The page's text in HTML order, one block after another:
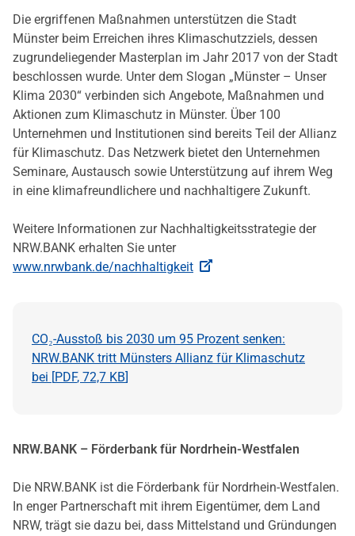
Die ergriffenen Maßnahmen unterstützen die Stadt
Münster beim Erreichen ihres Klimaschutzziels, dessen
zugrundeliegender Masterplan im Jahr 2017 von der Stadt
beschlossen wurde. Unter dem Slogan „Münster – Unser
Klima 2030“ verbinden sich Angebote, Maßnahmen und
Aktionen zum Klimaschutz in Münster. Über 100
Unternehmen und Institutionen sind bereits Teil der Allianz
für Klimaschutz. Das Netzwerk bietet den Unternehmen
Seminare, Austausch sowie Unterstützung auf ihrem Weg
in eine klimafreundlichere und nachhaltigere Zukunft.
Weitere Informationen zur Nachhaltigkeitsstrategie der
NRW.BANK erhalten Sie unter
www.nrwbank.de/nachhaltigkeit
CO₂-Ausstoß bis 2030 um 95 Prozent senken:
NRW.BANK tritt Münsters Allianz für Klimaschutz
bei [PDF, 72,7 KB]
NRW.BANK – Förderbank für Nordrhein-Westfalen
Die NRW.BANK ist die Förderbank für Nordrhein-Westfalen.
In enger Partnerschaft mit ihrem Eigentümer, dem Land
NRW, trägt sie dazu bei, dass Mittelstand und Gründungen